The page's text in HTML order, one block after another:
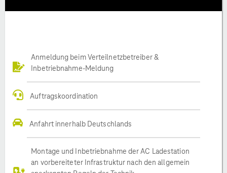
Anmeldung beim Verteilnetzbetreiber &
Inbetriebnahme-Meldung
Auftragskoordination
Anfahrt innerhalb Deutschlands
Montage und Inbetriebnahme der AC Ladestation
an vorbereiteter Infrastruktur nach den allgemein